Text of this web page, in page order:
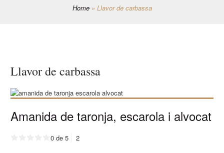
Home » Llavor de carbassa
Llavor de carbassa
Amanida de taronja, escarola i alvocat
0 de 5 2